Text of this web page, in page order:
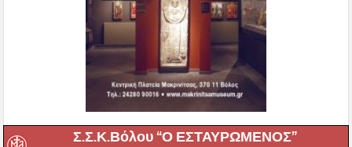
Σ.Σ.Κ.Βόλου “Ο ΕΣΤΑΥΡΩΜΕΝΟΣ”